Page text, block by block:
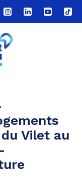
Lien
vers
le
compte
Lien
vers
Lien
vers
Lien
vers
Vilet au